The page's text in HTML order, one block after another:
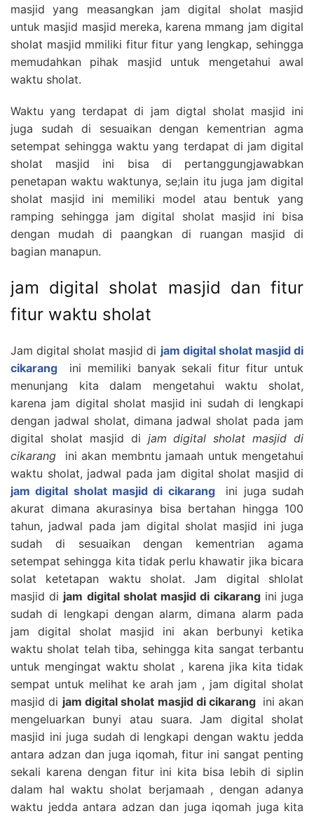
masjid yang measangkan jam digital sholat masjid
untuk masjid masjid mereka, karena mmang jam digital
sholat masjid mmiliki fitur fitur yang lengkap, sehingga
memudahkan pihak masjid untuk mengetahui awal
waktu sholat.
Waktu yang terdapat di jam digtal sholat masjid ini
juga sudah di sesuaikan dengan kementrian agma
setempat sehingga waktu yang terdapat di jam digital
sholat masjid ini bisa di pertanggungjawabkan
penetapan waktu waktunya, se;lain itu juga jam digital
sholat masjid ini memiliki model atau bentuk yang
ramping sehingga jam digital sholat masjid ini bisa
dengan mudah di paangkan di ruangan masjid di
bagian manapun.
jam digital sholat masjid dan fitur
fitur waktu sholat
Jam digital sholat masjid di jam digital sholat masjid di
cikarang
ini memiliki banyak sekali fitur fitur untuk
menunjang kita dalam mengetahui waktu sholat,
karena jam digital sholat masjid ini sudah di lengkapi
dengan jadwal sholat, dimana jadwal sholat pada jam
digital sholat masjid di jam digital sholat masjid di
cikarang ini akan membntu jamaah untuk mengetahui
waktu sholat, jadwal pada jam digital sholat masjid di
jam digital sholat masjid di cikarang
ini juga sudah
akurat dimana akurasinya bisa bertahan hingga 100
tahun, jadwal pada jam digital sholat masjid ini juga
sudah di sesuaikan dengan kementrian agama
setempat sehingga kita tidak perlu khawatir jika bicara
solat ketetapan waktu sholat. Jam digital shlolat
masjid di jam digital sholat masjid di cikarangini juga
sudah di lengkapi dengan alarm, dimana alarm pada
jam digital sholat masjid ini akan berbunyi ketika
waktu sholat telah tiba, sehingga kita sangat terbantu
untuk mengingat waktu sholat , karena jika kita tidak
sempat untuk melihat ke arah jam , jam digital sholat
masjid di jam digital sholat masjid di cikarang ini akan
mengeluarkan bunyi atau suara. Jam digital sholat
masjid ini juga sudah di lengkapi dengan waktu jedda
antara adzan dan juga iqomah, fitur ini sangat penting
sekali karena dengan fitur ini kita bisa lebih di siplin
dalam hal waktu sholat berjamaah , dengan adanya
waktu jedda antara adzan dan juga iqomah juga kita